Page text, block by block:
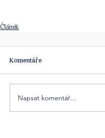
Článek
Komentáře
Napsat komentář...